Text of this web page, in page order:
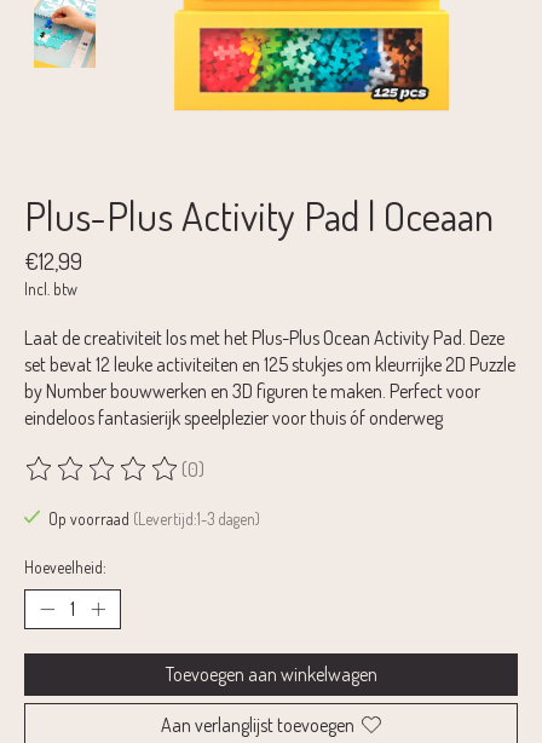
Plus-Plus Activity Pad | Oceaan
€12,99
Incl. btw
Laat de creativiteit los met het Plus-Plus Ocean Activity Pad. Deze
set bevat 12 leuke activiteiten en 125 stukjes om kleurrijke 2D Puzzle
by Number bouwwerken en 3D figuren te maken. Perfect voor
eindeloos fantasierijk speelplezier voor thuis óf onderweg
De beoordeling van dit product is
(0)
Op voorraad (Levertijd:1-3 dagen)
Hoeveelheid:
Toevoegen aan winkelwagen
Aan verlanglijst toevoegen